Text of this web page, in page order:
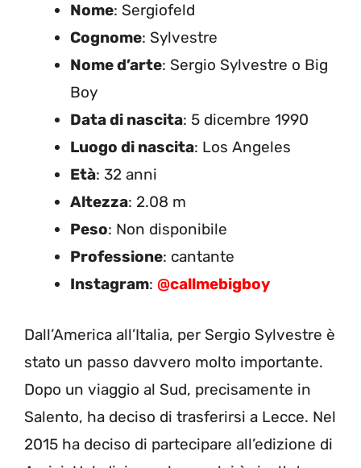
Nome: Sergiofeld
Cognome: Sylvestre
Nome d’arte: Sergio Sylvestre o Big
Boy
Data di nascita: 5 dicembre 1990
Luogo di nascita: Los Angeles
Età: 32 anni
Altezza: 2.08 m
Peso: Non disponibile
Professione: cantante
Instagram: @callmebigboy
Dall’America all’Italia, per Sergio Sylvestre è
stato un passo davvero molto importante.
Dopo un viaggio al Sud, precisamente in
Salento, ha deciso di trasferirsi a Lecce. Nel
2015 ha deciso di partecipare all’edizione di